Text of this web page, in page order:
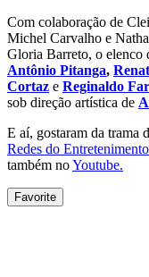
Com colaboração de
Michel Carvalho e
Gloria Barreto, o elenco
Antônio Pitanga,
Cortaz e Reginaldo
sob direção artística de
E aí, gostaram da trama
Redes do
também noYoutube.
Favorite